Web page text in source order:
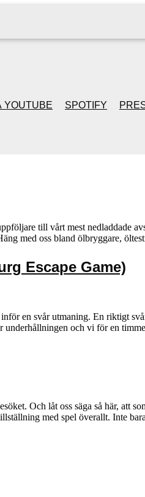
YOUTUBE SPOTIFY
till vårt mest nedladdade
med oss bland ölbryggare,
Escape Game)
en svår utmaning. En riktigt
underhållningen och vi för en
Och låt oss säga så här, att
med spel överallt. Inte